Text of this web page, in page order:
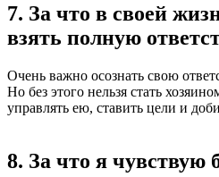
7. За что в своей
взять полную
Очень важно осознать свою
Но без этого нельзя стать
управлять ею, ставить цели и
8. За что я чувствую